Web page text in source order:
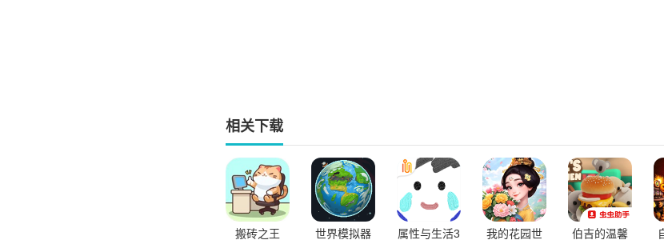
相关下载
搬砖之王 世界模拟器 属性与生活3
我的花园世
伯吉的温馨